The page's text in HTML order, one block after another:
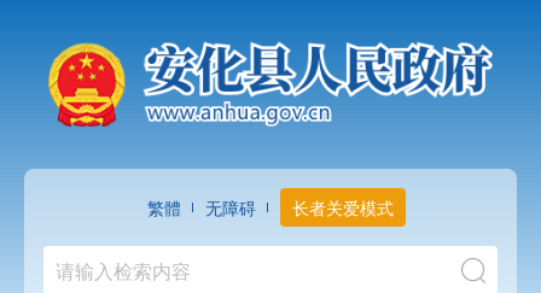
繁體 无障碍 长者关爱模式